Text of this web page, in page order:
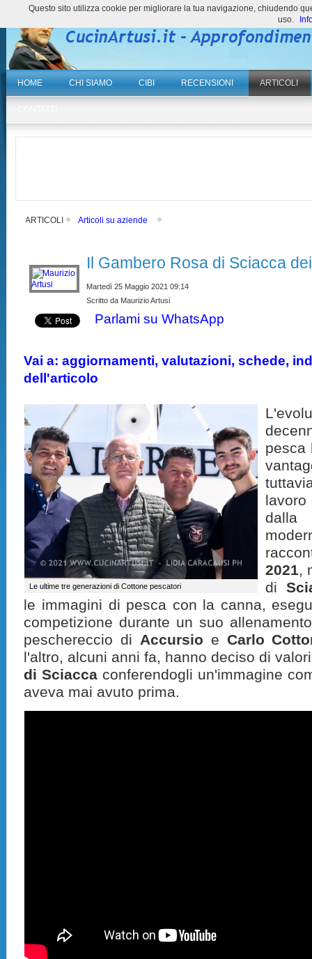
HOME CHI SIAMO CIBI RECENSIONI ARTICOLI
ARTICOLI Articoli su aziende
Il Gambero Rosa di Sciacca
Martedì 25 Maggio 2021 09:14
Scritto da Maurizio Artusi
Parlami su WhatsApp
Vai a: aggiornamenti, valutazioni, schede,
dell'articolo
Le ultime tre generazioni di Cottone pescatori
pesca
lavoro
dalla
2021,
di
le immagini di pesca con la canna,
competizione durante un suo
peschereccio di Accursio e Carlo
l'altro, alcuni anni fa, hanno deciso di
di Sciacca conferendogli un'immagine
aveva mai avuto prima.
Questo sito utilizza cookie per migliorare la tua navigazione, chiudendo
uso.